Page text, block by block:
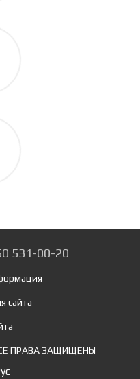
531-00-20
сайта
ПРАВА ЗАЩИЩЕНЫ